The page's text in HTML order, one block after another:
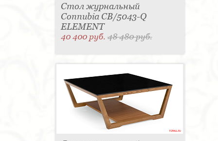
Стол журнальный
Connubia CB/5043-Q
ELEMENT
40 400 руб.48 480 руб.